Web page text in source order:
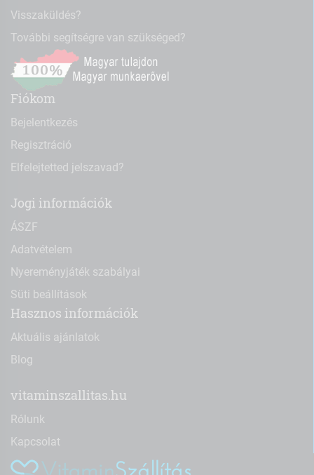
Visszaküldés?
További segítségre van szükséged?
Fiókom
Bejelentkezés
Regisztráció
Elfelejtetted jelszavad?
Jogi információk
ÁSZF
Adatvételem
Nyereményjáték szabályai
Süti beállítások
Hasznos információk
Aktuális ajánlatok
Blog
vitaminszallitas.hu
Rólunk
Kapcsolat